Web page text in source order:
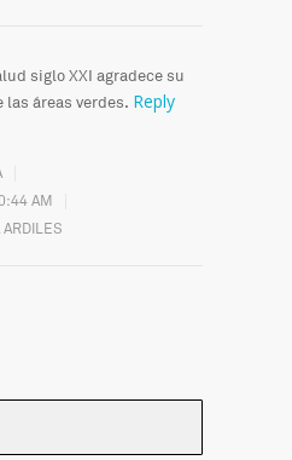
siglo XXI agradece su
áreas verdes. Reply
AM
ARDILES